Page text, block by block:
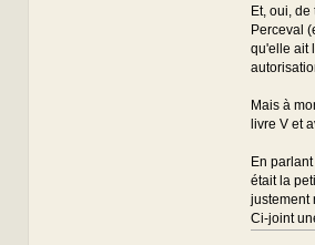
Et, oui,
Perceval
qu'elle ait
Mais à
livre V et
En
était la
justement
Ci-joint